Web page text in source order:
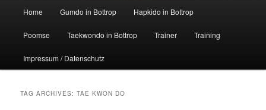
Home Gumdo in Bottrop Hapkido in Bottrop
Poomse Taekwondo in Bottrop Trainer Training
Impressum / Datenschutz
TAG ARCHIVES:TAE KWON DO